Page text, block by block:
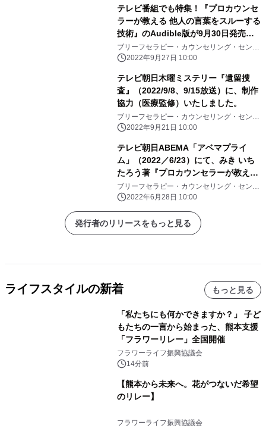
テレビ番組でも特集！『プロカウンセ
ラーが教える 他人の言葉をスルーする
技術』のAudible版が9月30日発売開
始
ブリーフセラピー・カウンセリング・センタ
ー 2022年9月27日 10:00
テレビ朝日木曜ミステリー『遺留捜
査』（2022/9/8、9/15放送）に、制作
協力（医療監修）いたしました。
ブリーフセラピー・カウンセリング・センタ
ー 2022年9月21日 10:00
テレビ朝日ABEMA「アベマプライ
ム」（2022／6/23）にて、みき いち
たろう著『プロカウンセラーが教える
他人の言葉をスルーする技術』が紹介
され、みきも録画にて出演しました。
ブリーフセラピー・カウンセリング・センタ
ー 2022年6月28日 10:00
発行者のリリースをもっと見る
ライフスタイルの新着 もっと見る
「私たちにも何かできますか？」 子ど
もたちの一言から始まった、熊本支援
「フラワーリレー」全国開催
フラワーライフ振興協議会
14分前
【熊本から未来へ。花がつないだ希望
のリレー】
フラワーライフ振興協議会